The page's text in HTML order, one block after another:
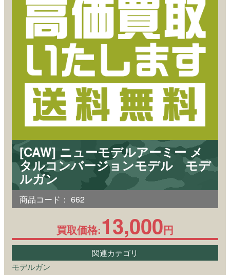
[CAW] ニューモデルアーミー メ
タルコンバージョンモデル モデ
ルガン
商品コード： 662
買取価格:13,000円
関連カテゴリ
モデルガン